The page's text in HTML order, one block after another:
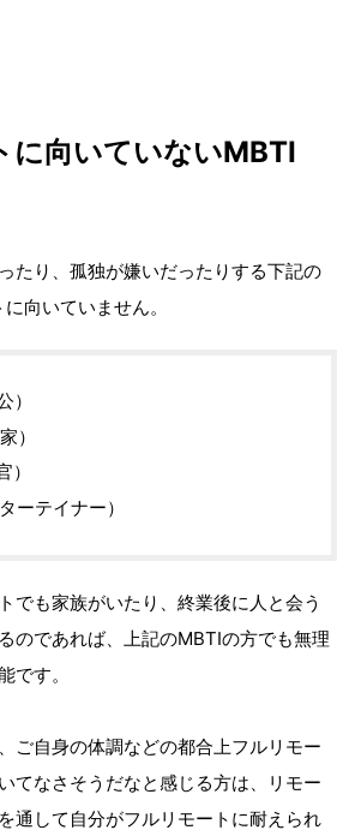
に向いていないMBTI
たり、孤独が嫌いだったりする下記の
向いていません。
）
）
）
ーテイナー）
でも家族がいたり、終業後に人と会う
のであれば、上記のMBTIの方でも無理
です。
ご自身の体調などの都合上フルリモー
てなさそうだなと感じる方は、リモー
通して自分がフルリモートに耐えられ